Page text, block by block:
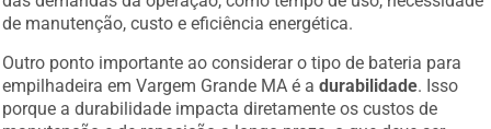
de manutenção, custo e eficiência energética.
Outro ponto importante ao considerar o tipo de bateria para
empilhadeira em Vargem Grande MA é adurabilidade. Isso
porque a durabilidade impacta diretamente os custos de